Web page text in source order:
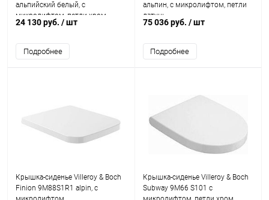
альпийский белый, с
микролифтом, петли хром
24 130 руб. / шт
Подробнее
альпин, с микролифтом, петли
латунь
75 036 руб. / шт
Подробнее
Крышка-сиденье Villeroy & Boch
Finion 9M88S1R1 alpin, с
Крышка-сиденье Villeroy & Boch
Subway 9M66 S101 с